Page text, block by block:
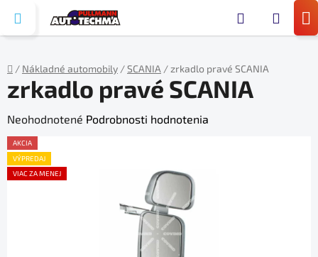
obsah
Domov
/ Nákladné automobily /SCANIA /zrkadlo pravé SCANIA
zrkadlo pravé SCANIA
Priemerné
hodnotenie
produktu
je
Neohodnotené Podrobnosti hodnotenia
AKCIA
VÝPREDAJ
VIAC ZA MENEJ